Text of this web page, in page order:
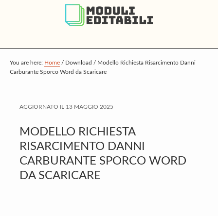
p
t
a
n
c
o
p
t
r
m
a
r
p
t
o
t
e
r
You are here: Home / Download / Modello Richiesta Risarcimento Danni
Carburante Sporco Word da Scaricare
AGGIORNATO IL 13 MAGGIO 2025
MODELLO RICHIESTA
RISARCIMENTO DANNI
CARBURANTE SPORCO WORD
DA SCARICARE